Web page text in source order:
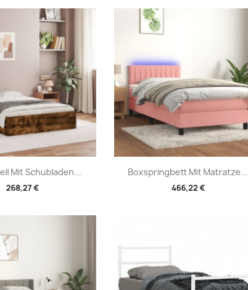
Mit Schubladen...
268,27 €
Vorschau Boxspringbett Mit Matratze...
466,22 €
Vorschau